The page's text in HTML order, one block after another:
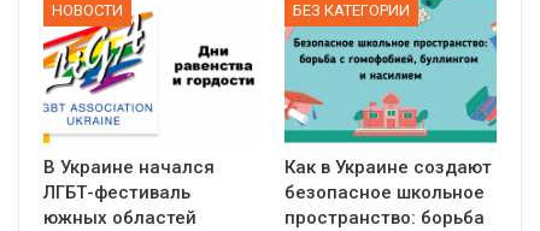
НОВОСТИ
В Украине начался
ЛГБТ-фестиваль
южных областей
БЕЗ КАТЕГОРИИ
Как в Украине создают
безопасное школьное
пространство: борьба